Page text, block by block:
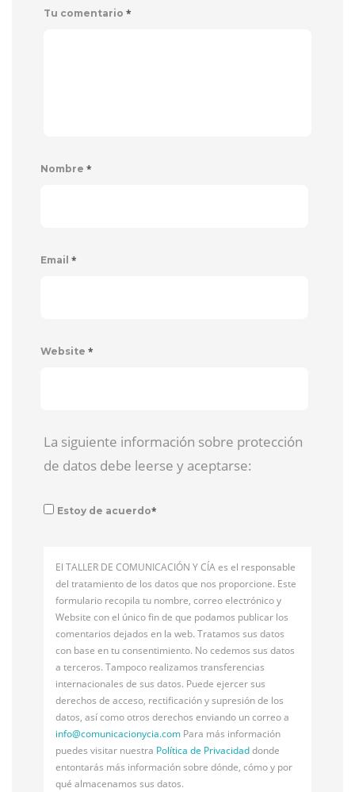
Tu comentario *
Nombre *
Email *
Website *
La siguiente información sobre protección
de datos debe leerse y aceptarse:
Estoy de acuerdo*
El TALLER DE COMUNICACIÓN Y CÍA es el responsable
del tratamiento de los datos que nos proporcione. Este
formulario recopila tu nombre, correo electrónico y
Website con el único fin de que podamos publicar los
comentarios dejados en la web. Tratamos sus datos
con base en tu consentimiento. No cedemos sus datos
a terceros. Tampoco realizamos transferencias
internacionales de sus datos. Puede ejercer sus
derechos de acceso, rectificación y supresión de los
datos, así como otros derechos enviando un correo a
info@comunicacionycia.com Para más información
puedes visitar nuestra Política de Privacidaddonde
entontarás más información sobre dónde, cómo y por
qué almacenamos sus datos.